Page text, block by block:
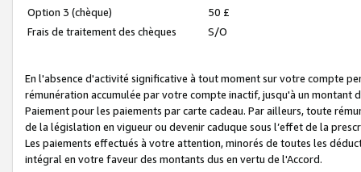
Option 3 (chèque)
50 £
Frais de traitement des chèques
S/O
En l'absence d'activité significative à tout moment sur votre compte
rémunération accumulée par votre compte inactif, jusqu'à un montant
Paiement pour les paiements par carte cadeau. Par ailleurs, toute
de la législation en vigueur ou devenir caduque sous l’effet de la
Les paiements effectués à votre attention, minorés de toutes les
intégral en votre faveur des montants dus en vertu de l'Accord.